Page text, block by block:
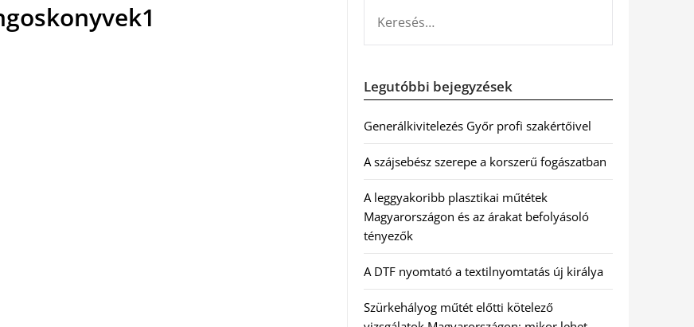
Legutóbbi bejegyzések
Generálkivitelezés Győr profi szakértőivel
A szájsebész szerepe a korszerű fogászatban
A leggyakoribb plasztikai műtétek
Magyarországon és az árakat befolyásoló
tényezők
A DTF nyomtató a textilnyomtatás új királya
Szürkehályog műtét előtti kötelező